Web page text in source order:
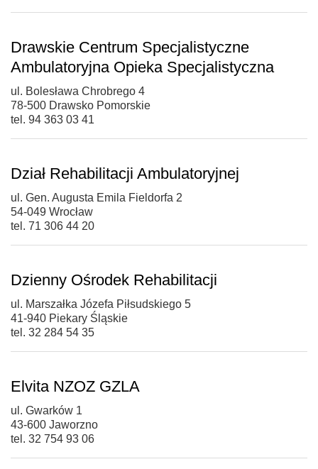
Drawskie Centrum Specjalistyczne
Ambulatoryjna Opieka Specjalistyczna
ul. Bolesława Chrobrego 4
78-500 Drawsko Pomorskie
tel. 94 363 03 41
Dział Rehabilitacji Ambulatoryjnej
ul. Gen. Augusta Emila Fieldorfa 2
54-049 Wrocław
tel. 71 306 44 20
Dzienny Ośrodek Rehabilitacji
ul. Marszałka Józefa Piłsudskiego 5
41-940 Piekary Śląskie
tel. 32 284 54 35
Elvita NZOZ GZLA
ul. Gwarków 1
43-600 Jaworzno
tel. 32 754 93 06